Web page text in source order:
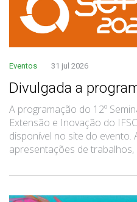
Eventos 31 jul 2026
Divulgada a
A programação do 12º
Extensão e Inovação do
disponível no site do evento.
apresentações de trabalhos,